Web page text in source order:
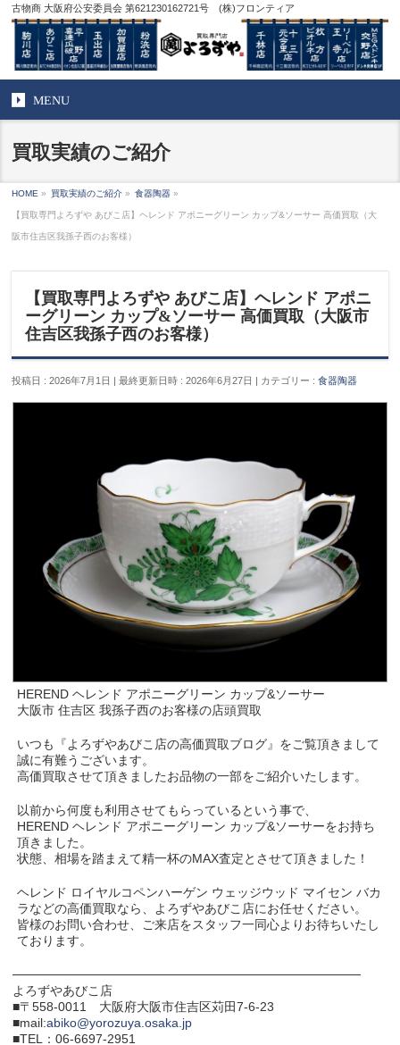
古物商 大阪府公安委員会 第621230162721号 (株)フロンティア
MENU
買取実績のご紹介
HOME » 買取実績のご紹介 » 食器陶器 »
【買取専門よろずや あびこ店】ヘレンド アポニーグリーン カップ&ソーサー 高価買取（大
阪市住吉区我孫子西のお客様）
【買取専門よろずや あびこ店】ヘレンド アポニ
ーグリーン カップ&ソーサー 高価買取（大阪市
住吉区我孫子西のお客様）
投稿日 : 2026年7月1日 最終更新日時 : 2026年6月27日 カテゴリー :食器陶器
HEREND ヘレンド アポニーグリーン カップ&ソーサー
大阪市 住吉区 我孫子西のお客様の店頭買取
いつも『よろずやあびこ店の高価買取ブログ』をご覧頂きまして
誠に有難うございます。
高価買取させて頂きましたお品物の一部をご紹介いたします。
以前から何度も利用させてもらっているという事で、
HEREND ヘレンド アポニーグリーン カップ&ソーサーをお持ち
頂きました。
状態、相場を踏まえて精一杯のMAX査定とさせて頂きました！
ヘレンド ロイヤルコペンハーゲン ウェッジウッド マイセン バカ
ラなどの高価買取なら、よろずやあびこ店にお任せください。
皆様のお問い合わせ、ご来店をスタッフ一同心よりお待ちいたし
ております。
───────────────────────────────────────
よろずやあびこ店
■〒558-0011 大阪府大阪市住吉区苅田7-6-23
■mail:abiko@yorozuya.osaka.jp
■TEL：06-6697-2951